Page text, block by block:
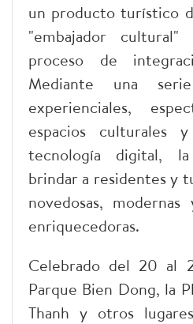
un producto turístico
"embajador
proceso de
Mediante una
experienciales,
espacios culturales
tecnología digital,
brindar a residentes y
novedosas,
enriquecedoras.
Celebrado del 20 al
Parque Bien Dong, la
Thanh y otros